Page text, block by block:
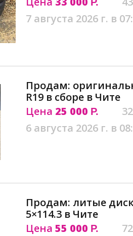
7 августа 2026 г. в
Продам:
R19 в сборе в Чите
Цена 25 000 Р.
6 августа 2026 г. в
Продам: литые
5×114.3 в Чите
Цена 55 000 Р.